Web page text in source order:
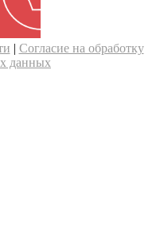
| Согласие на обработку
данных